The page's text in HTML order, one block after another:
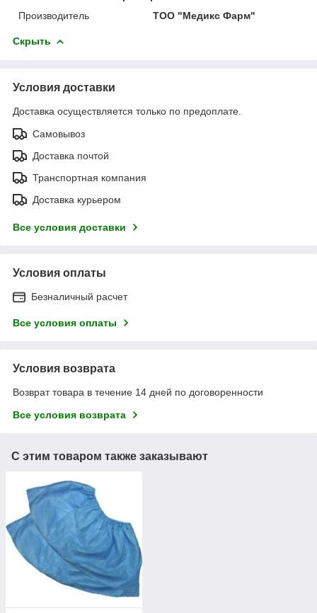
Производитель
ТОО "Медикс Фарм"
Скрыть
Условия доставки
Доставка осуществляется только по предоплате.
Самовывоз
Доставка почтой
Транспортная компания
Доставка курьером
Все условия доставки
Условия оплаты
Безналичный расчет
Все условия оплаты
Условия возврата
Возврат товара в течение 14 дней по договоренности
Все условия возврата
С этим товаром также заказывают